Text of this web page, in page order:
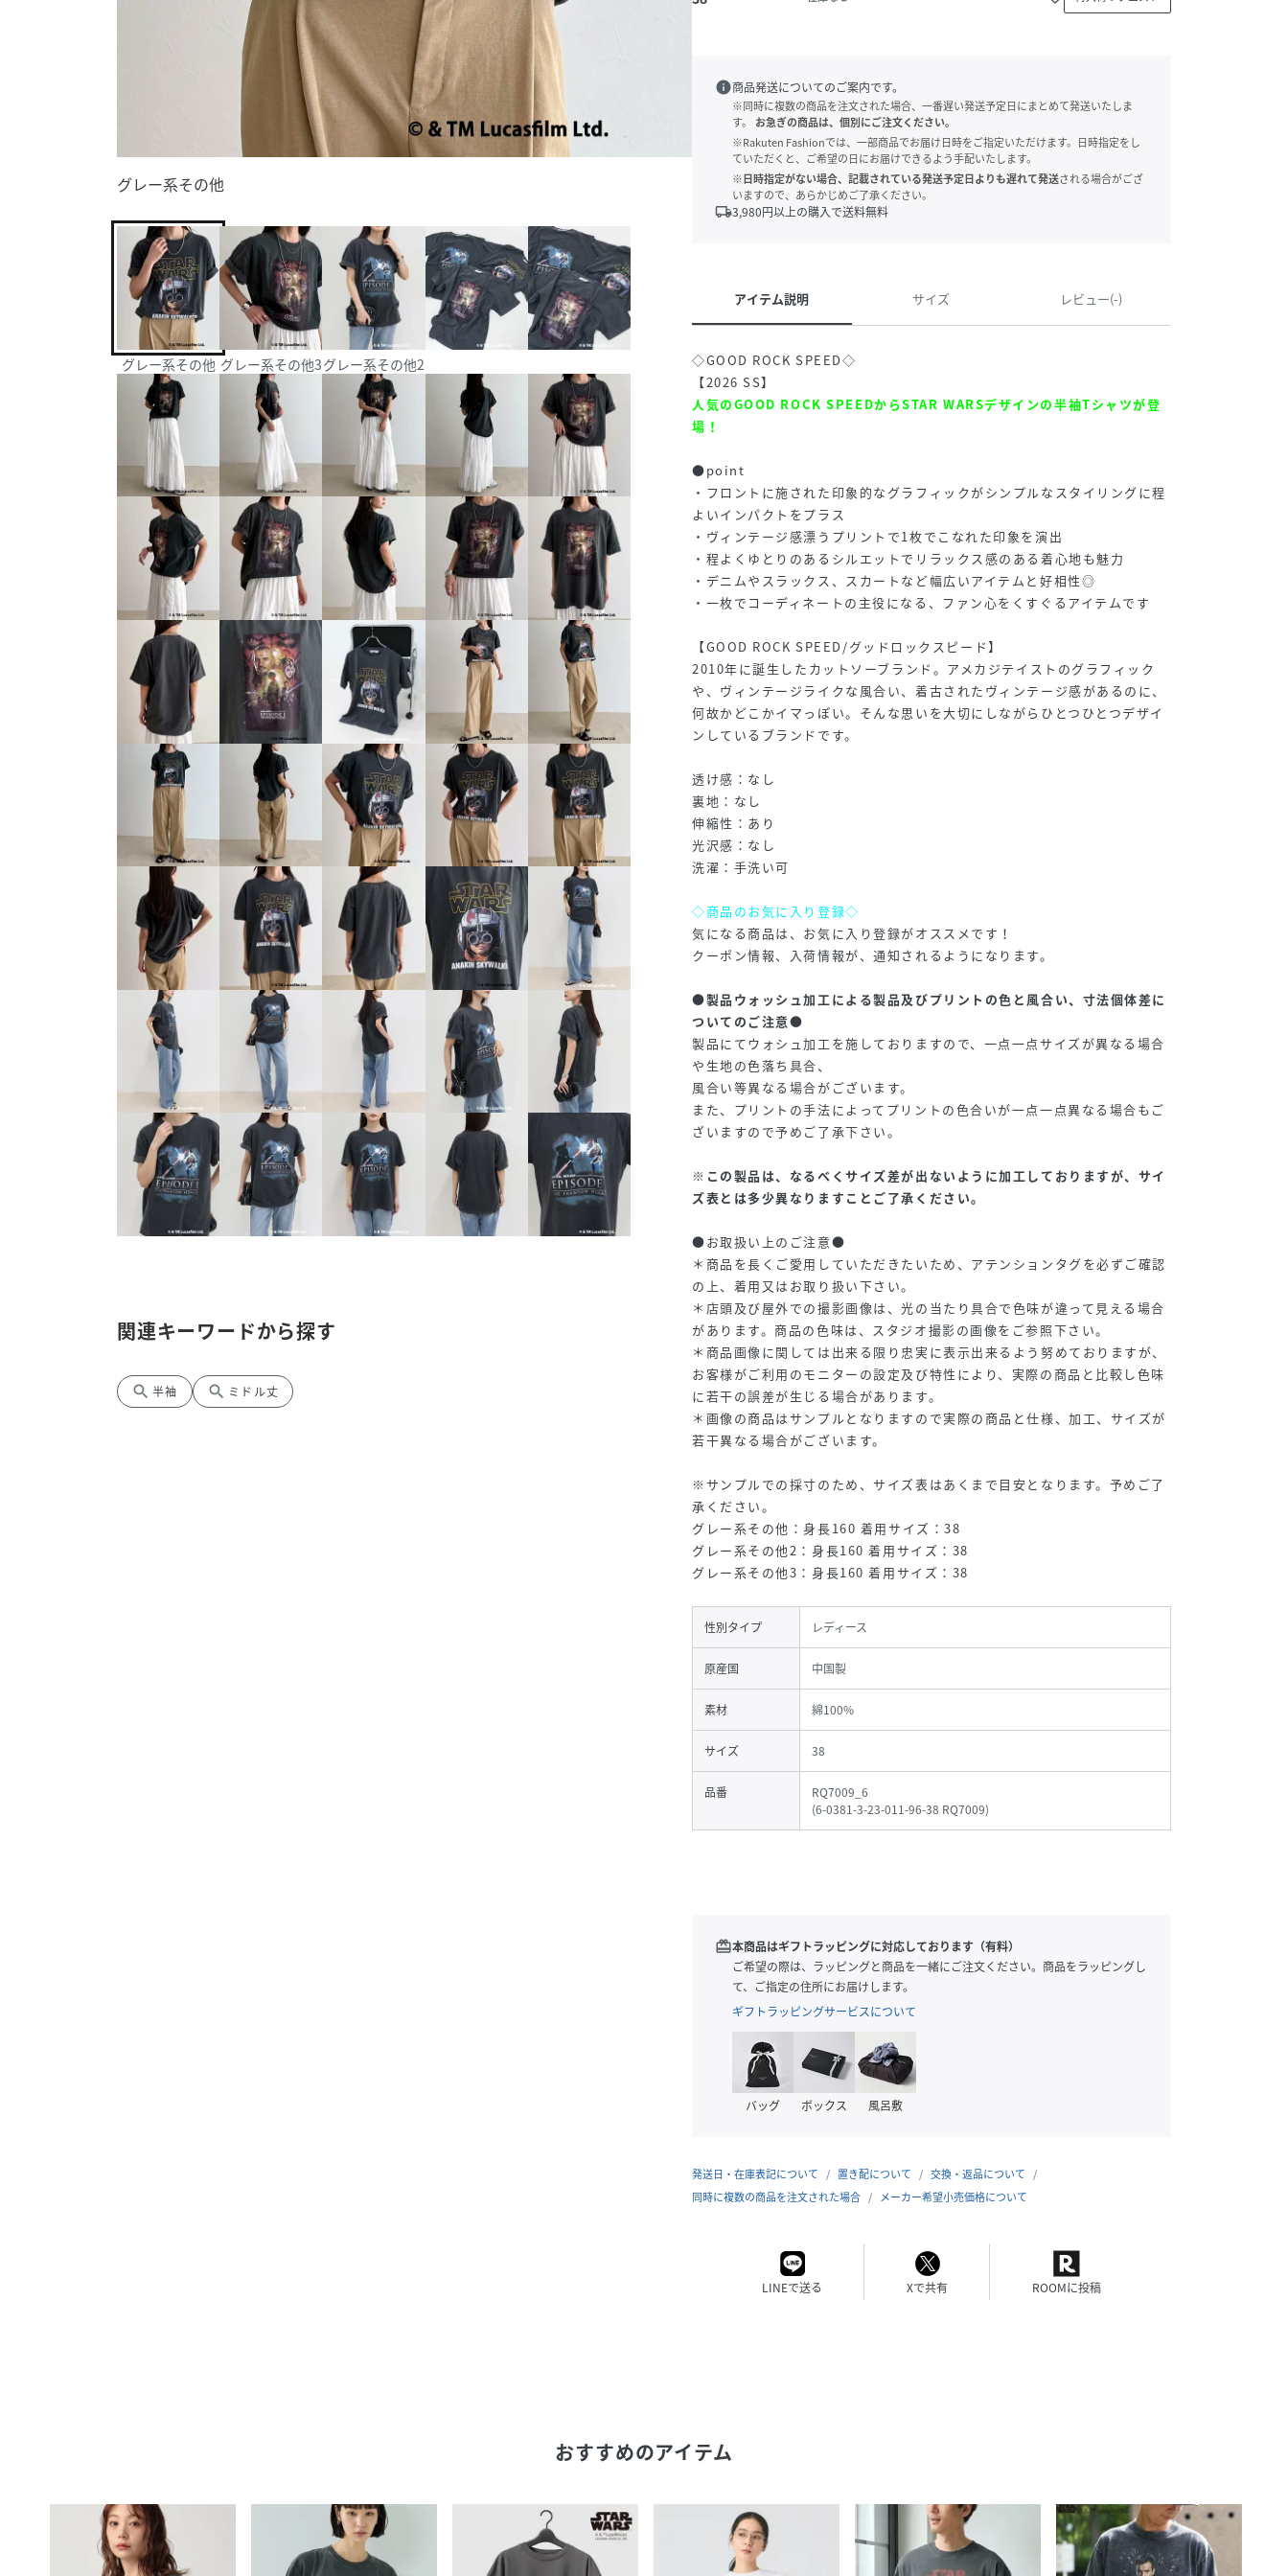
グレー系その他
グレー系その他 グレー系その他3グレー系その他2
関連キーワードから探す
search 半袖 search ミドル丈
info商品発送についてのご案内です。
※同時に複数の商品を注文された場合、一番遅い発送予定日にまとめて発送いたしま
す。
お急ぎの商品は、個別にご注文ください。
※Rakuten Fashionでは、一部商品でお届け日時をご指定いただけます。日時指定をし
ていただくと、ご希望の日にお届けできるよう手配いたします。
※日時指定がない場合、記載されている発送予定日よりも遅れて発送される場合がござ
いますので、あらかじめご了承ください。
local_shipping3,980円以上の購入で送料無料
アイテム説明 サイズ レビュー(-)
◇GOOD ROCK SPEED◇
【2026 SS】
人気のGOOD ROCK SPEEDからSTAR WARSデザインの半袖Tシャツが登
場！
●point
・フロントに施された印象的なグラフィックがシンプルなスタイリングに程
よいインパクトをプラス
・ヴィンテージ感漂うプリントで1枚でこなれた印象を演出
・程よくゆとりのあるシルエットでリラックス感のある着心地も魅力
・デニムやスラックス、スカートなど幅広いアイテムと好相性◎
・一枚でコーディネートの主役になる、ファン心をくすぐるアイテムです
【GOOD ROCK SPEED/グッドロックスピード】
2010年に誕生したカットソーブランド。アメカジテイストのグラフィック
や、ヴィンテージライクな風合い、着古されたヴィンテージ感があるのに、
何故かどこかイマっぽい。そんな思いを大切にしながらひとつひとつデザイ
ンしているブランドです。
透け感：なし
裏地：なし
伸縮性：あり
光沢感：なし
洗濯：手洗い可
◇商品のお気に入り登録◇
気になる商品は、お気に入り登録がオススメです！
クーポン情報、入荷情報が、通知されるようになります。
●製品ウォッシュ加工による製品及びプリントの色と風合い、寸法個体差に
ついてのご注意●
製品にてウォシュ加工を施しておりますので、一点一点サイズが異なる場合
や生地の色落ち具合、
風合い等異なる場合がございます。
また、プリントの手法によってプリントの色合いが一点一点異なる場合もご
ざいますので予めご了承下さい。
※この製品は、なるべくサイズ差が出ないように加工しておりますが、サイ
ズ表とは多少異なりますことご了承ください。
●お取扱い上のご注意●
＊商品を長くご愛用していただきたいため、アテンションタグを必ずご確認
の上、着用又はお取り扱い下さい。
＊店頭及び屋外での撮影画像は、光の当たり具合で色味が違って見える場合
があります。商品の色味は、スタジオ撮影の画像をご参照下さい。
＊商品画像に関しては出来る限り忠実に表示出来るよう努めておりますが、
お客様がご利用のモニターの設定及び特性により、実際の商品と比較し色味
に若干の誤差が生じる場合があります。
＊画像の商品はサンプルとなりますので実際の商品と仕様、加工、サイズが
若干異なる場合がございます。
※サンプルでの採寸のため、サイズ表はあくまで目安となります。予めご了
承ください。
グレー系その他：身長160 着用サイズ：38
グレー系その他2：身長160 着用サイズ：38
グレー系その他3：身長160 着用サイズ：38
性別タイプ レディース
原産国 中国製
素材 綿100%
サイズ 38
品番
RQ7009_6
(6-0381-3-23-011-96-38 RQ7009)
redeem本商品はギフトラッピングに対応しております（有料）
ご希望の際は、ラッピングと商品を一緒にご注文ください。商品をラッピングし
て、ご指定の住所にお届けします。
ギフトラッピングサービスについて
バッグ ボックス 風呂敷
発送日・在庫表記について 置き配について
交換・返品について
同時に複数の商品を注文された場合
メーカー希望小売価格について
LINEで送る Xで共有 ROOMに投稿
おすすめのアイテム